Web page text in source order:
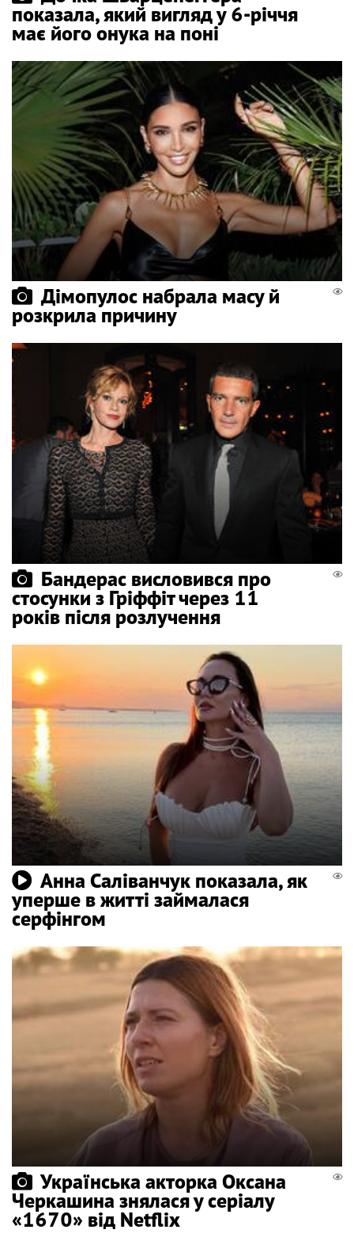
показала, який вигляд у 6-річчя
має його онука на поні
Дімопулос набрала масу й
розкрила причину
Бандерас висловився про
стосунки з Гріффіт через 11
років після розлучення
Анна Саліванчук показала, як
уперше в житті займалася
серфінгом
Українська акторка Оксана
Черкашина знялася у серіалу
«1670» від Netflix